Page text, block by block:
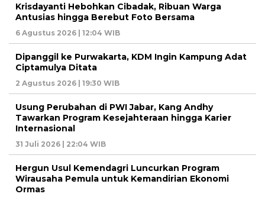
Krisdayanti Hebohkan Cibadak, Ribuan Warga
Antusias hingga Berebut Foto Bersama
6 Agustus 2026 | 12:04 WIB
Dipanggil ke Purwakarta, KDM Ingin Kampung Adat
Ciptamulya Ditata
2 Agustus 2026 | 19:30 WIB
Usung Perubahan di PWI Jabar, Kang Andhy
Tawarkan Program Kesejahteraan hingga Karier
Internasional
31 Juli 2026 | 22:04 WIB
Hergun Usul Kemendagri Luncurkan Program
Wirausaha Pemula untuk Kemandirian Ekonomi
Ormas